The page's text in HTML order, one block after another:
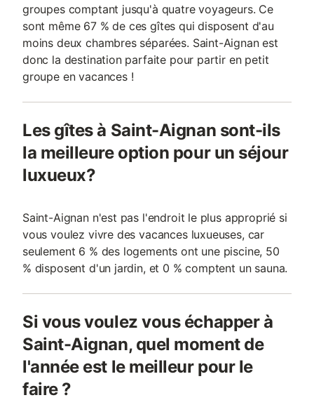
groupes comptant jusqu'à quatre voyageurs. Ce
sont même 67 % de ces gîtes qui disposent d'au
moins deux chambres séparées. Saint-Aignan est
donc la destination parfaite pour partir en petit
groupe en vacances !
Les gîtes à Saint-Aignan sont-ils
la meilleure option pour un séjour
luxueux?
Saint-Aignan n'est pas l'endroit le plus approprié si
vous voulez vivre des vacances luxueuses, car
seulement 6 % des logements ont une piscine, 50
% disposent d'un jardin, et 0 % comptent un sauna.
Si vous voulez vous échapper à
Saint-Aignan, quel moment de
l'année est le meilleur pour le
faire ?